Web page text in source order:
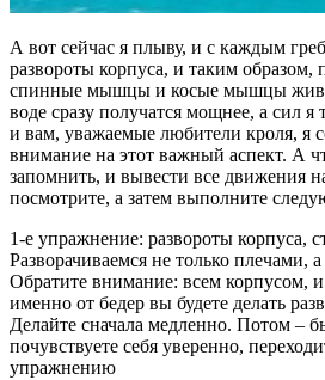
А вот сейчас я плыву, и с каждым
развороты корпуса, и таким образом,
спинные мышцы и косые мышцы
воде сразу получатся мощнее, а сил
и вам, уважаемые любители кроля, я
внимание на этот важный аспект. А
запомнить, и вывести все движения
посмотрите, а затем выполните
1-е упражнение: развороты корпуса,
Разворачиваемся не только плечами,
Обратите внимание: всем корпусом, и
именно от бедер вы будете делать
Делайте сначала медленно. Потом –
почувствуете себя уверенно,
упражнению